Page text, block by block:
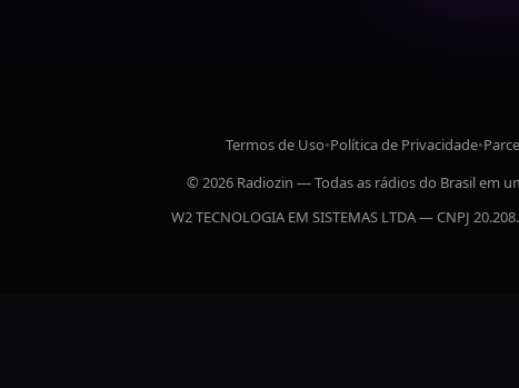
Termos de Uso•Política de Privacidade•
© 2026 Radiozin — Todas as rádios do Brasil em
W2 TECNOLOGIA EM SISTEMAS LTDA — CNPJ